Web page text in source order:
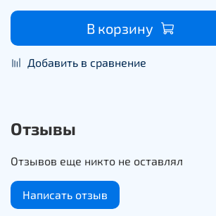
В корзину
Добавить в сравнение
Отзывы
Отзывов еще никто не оставлял
Написать отзыв